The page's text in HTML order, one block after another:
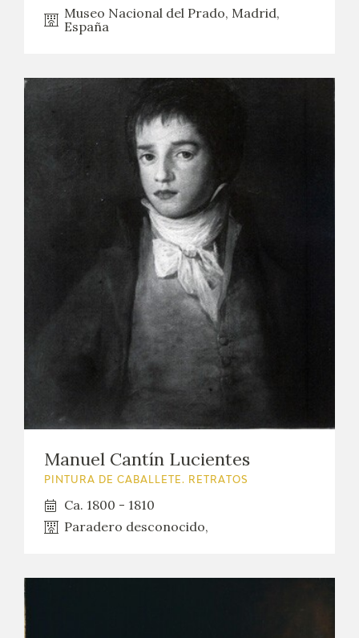
Museo Nacional del Prado, Madrid,
España
Manuel Cantín Lucientes
PINTURA DE CABALLETE. RETRATOS
Ca. 1800 - 1810
Paradero desconocido,